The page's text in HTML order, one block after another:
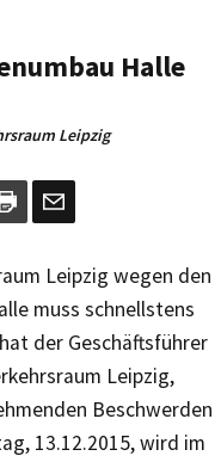
Halle
Leipzig
Leipzig wegen den
muss schnellstens
der Geschäftsführer
Leipzig,
Beschwerden
13.12.2015, wird im